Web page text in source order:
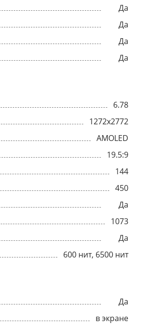
Да
Да
Да
Да
6.78
1272x2772
AMOLED
19.5:9
144
450
Да
1073
Да
600 нит, 6500 нит
Да
в экране